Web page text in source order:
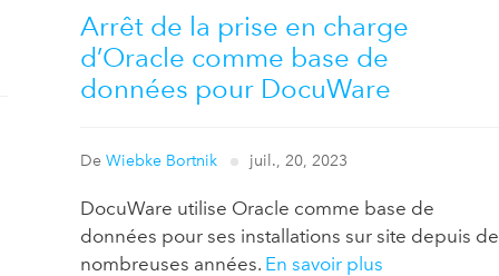
Arrêt de la prise en charge
d’Oracle comme base de
données pour DocuWare
DeWiebke Bortnik juil., 20, 2023
DocuWare utilise Oracle comme base de
données pour ses installations sur site depuis de
nombreuses années. En savoir plus